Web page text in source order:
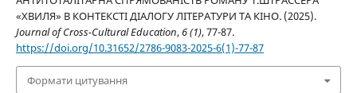
«ХВИЛЯ» В КОНТЕКСТІ ДІАЛОГУ ЛІТЕРАТУРИ ТА КІНО. (2025).
Journal of Cross-Cultural Education,6 (1), 77-87.
https://doi.org/10.31652/2786-9083-2025-6(1)-77-87
Формати цитування